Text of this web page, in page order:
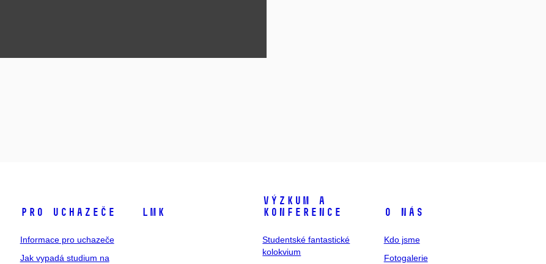
Pro uchazeče
Informace pro uchazeče
Jak vypadá studium na
LMK
Výzkum a
konference
Studentské fantastické
kolokvium
O nás
Kdo jsme
Fotogalerie